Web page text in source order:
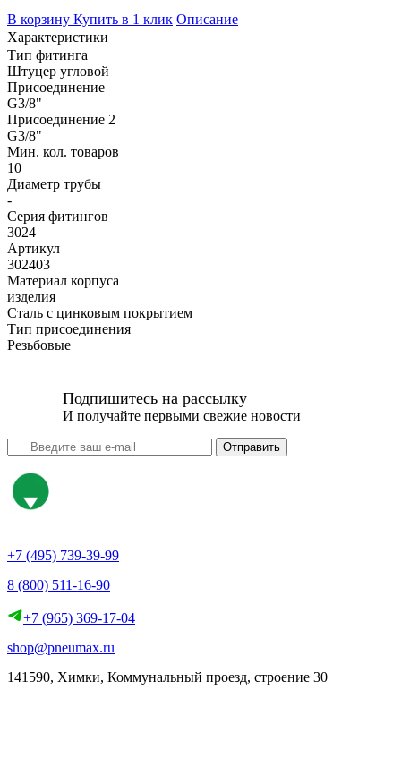
В корзину Купить в 1 клик Описание
Характеристики
Тип фитинга
Штуцер угловой
Присоединение
G3/8"
Присоединение 2
G3/8"
Мин. кол. товаров
10
Диаметр трубы
-
Серия фитингов
3024
Артикул
302403
Материал корпуса
изделия
Сталь с цинковым покрытием
Тип присоединения
Резьбовые
Подпишитесь на рассылку
И получайте первыми свежие новости
Отправить
+7 (495) 739-39-99
8 (800) 511-16-90
+7 (965) 369-17-04
shop@pneumax.ru
141590, Химки, Коммунальный проезд, строение 30